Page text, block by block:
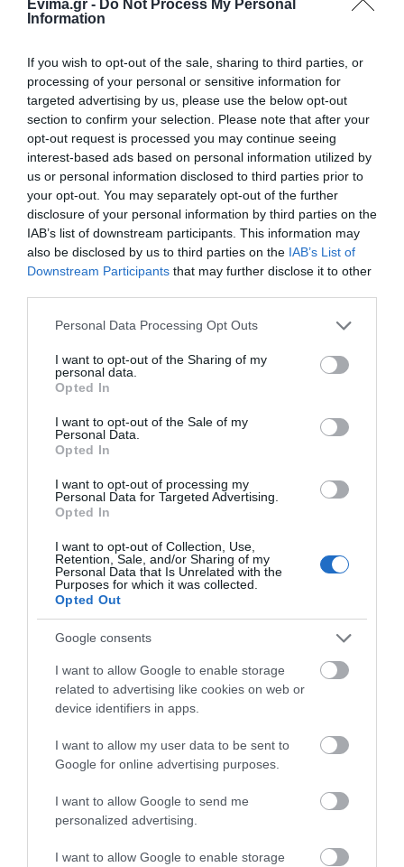
Evima.gr - Do Not Process My Personal
Information
If you wish to opt-out of the sale, sharing to third parties, or
processing of your personal or sensitive information for
targeted advertising by us, please use the below opt-out
section to confirm your selection. Please note that after your
opt-out request is processed you may continue seeing
interest-based ads based on personal information utilized by
us or personal information disclosed to third parties prior to
your opt-out. You may separately opt-out of the further
disclosure of your personal information by third parties on the
IAB’s list of downstream participants. This information may
also be disclosed by us to third parties on the IAB’s List of
Downstream Participants that may further disclose it to other
Please note that this website/app uses one or more Google
not limited to your visit or usage behaviour. You may click to
grant or deny consent to Google and its third-party tags to
use your data for below specified purposes in below Google
consent section.
Personal Data Processing Opt Outs
I want to opt-out of the Sharing of my
personal data.
Opted In
I want to opt-out of the Sale of my
Personal Data.
Opted In
I want to opt-out of processing my
Personal Data for Targeted Advertising.
Opted In
I want to opt-out of Collection, Use,
Retention, Sale, and/or Sharing of my
Personal Data that Is Unrelated with the
Purposes for which it was collected.
Opted Out
Google consents
I want to allow Google to enable storage
related to advertising like cookies on web or
device identifiers in apps.
I want to allow my user data to be sent to
Google for online advertising purposes.
I want to allow Google to send me
personalized advertising.
I want to allow Google to enable storage
07.08.2026 | 16:45
το μπαλκόνι
07.08.2026 | 16:30
Διακοπές στην Κάρυστο: Το Χωνί
είναι ο προορισμός για
αυθεντικές ελληνικές γεύσεις
07.08.2026 | 16:15
Κρίση στο κόμμα Καρυστιανού:
Δύο ακόμη στελέχη αποχωρούν
καταγγέλλοντας κλειστό
ασυνείδητους στην Εύβοια:
Πετούν ογκώδη αντικείμενα όπου
βρουν
07.08.2026 | 15:45
Σκύρος: Επέστρεψαν στην Εύβοια
με τις φλόγες – Έφτασαν στην
Νέα αποκάλυψη του evima: Αυτές
οι εθελοντικές ομάδες της
Εύβοιας ενισχύονται με
πυροσβεστικά οχήματα
07.08.2026 | 15:15
Εύβοια: Το τελευταίο
«αντίο» στον 36χρονο
Εύβοιας πάει στα
Βαρύ πένθος για τον
εκπαιδευτικό από την
Εύβοια που έφυγε από
τη ζωή
Εύβοια: Αυτός είναι ο
36χρονος
επιχειρηματίας πού
έχασε την ζωή του
Αυγουστιάτικη
απόβαση στην Εύβοια –
«Κόκκινο» πριν από
την Υψηλή Γέφυρα
Χαλκίδας
ο προορισμός για
αυθεντικές ελληνικές